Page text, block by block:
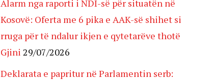
Alarm nga raporti i NDI-së për situatën në
Kosovë: Oferta me 6 pika e AAK-së shihet si
rruga për të ndalur ikjen e qytetarëve thotë
Gjini 29/07/2026
Deklarata e papritur në Parlamentin serb: